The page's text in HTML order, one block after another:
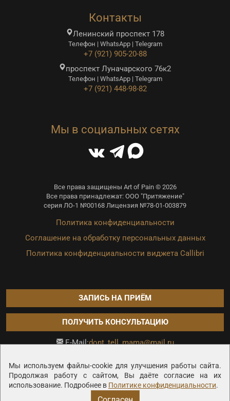
Мы используем файлы-cookie для улучшения работы сайта.
Продолжая работу с сайтом, Вы даёте согласие на их
использование. Подробнее в Политике конфиденциальности.
Контакты
Ленинский проспект 178
Телефон | WhatsApp | Telegram
+7 (921) 905-20-88
проспект Луначарского 76к2
Телефон | WhatsApp | Telegram
+7 (921) 448-98-82
Мы в социальных сетях
Все права защищены Art of Pain © 2026
Все права принадлежат: ООО "Притяжение"
серия ЛО-1 №00168 Лицензия №78-01-003879
Политика конфиденциальности
Соглашение на обработку персональных данных
Политика конфиденциальности виджета Callibri
ЗАПИСЬ НА ПРИЁМ
ПОЛУЧИТЬ КОНСУЛЬТАЦИЮ
E-Mail:dont_tell_mama@mail.ru